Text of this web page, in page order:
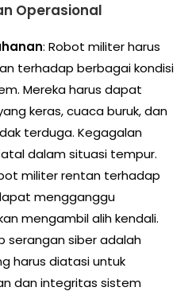
Operasional
: Robot militer harus
terhadap berbagai kondisi
Mereka harus dapat
keras, cuaca buruk, dan
terduga. Kegagalan
dalam situasi tempur.
militer rentan terhadap
mengganggu
mengambil alih kendali.
serangan siber adalah
harus diatasi untuk
dan integritas sistem